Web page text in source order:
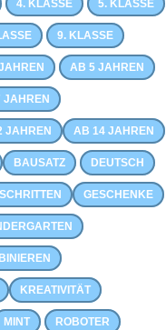
4. KLASSE 5. KLASSE
9. KLASSE
AB 5 JAHREN
JAHREN
JAHREN AB 14 JAHREN
BAUSATZ DEUTSCH
GESCHENKE
KREATIVITÄT
MINT ROBOTER